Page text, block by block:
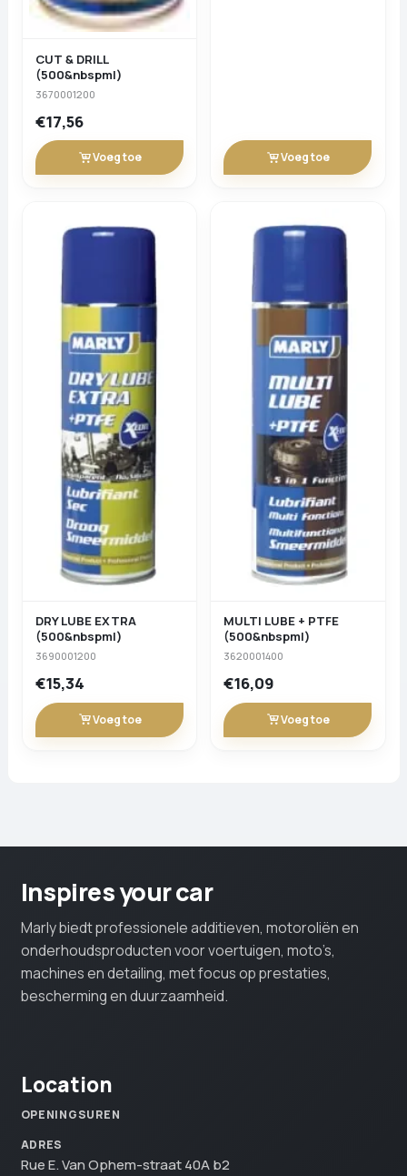
CUT & DRILL
(500&nbspml)
3670001200
€17,56
Voeg toe Voeg toe
DRY LUBE EXTRA
(500&nbspml)
3690001200
€15,34
Voeg toe
MULTI LUBE + PTFE
(500&nbspml)
3620001400
€16,09
Voeg toe
Inspires your car
Marly biedt professionele additieven, motoroliën en
onderhoudsproducten voor voertuigen, moto’s,
machines en detailing, met focus op prestaties,
bescherming en duurzaamheid.
Location
OPENINGSUREN
ADRES
Rue E. Van Ophem-straat 40A b2